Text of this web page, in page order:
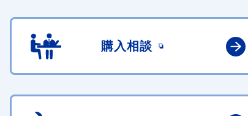
購入相談